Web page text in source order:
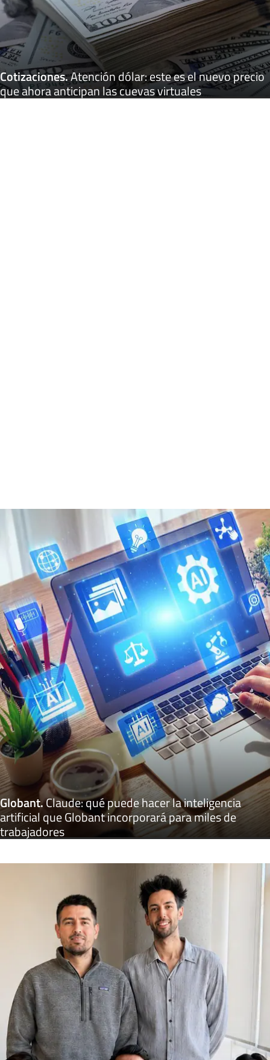
Cotizaciones.Atención dólar: este es el nuevo precio
que ahora anticipan las cuevas virtuales
Globant.Claude: qué puede hacer la inteligencia
artificial que Globant incorporará para miles de
trabajadores